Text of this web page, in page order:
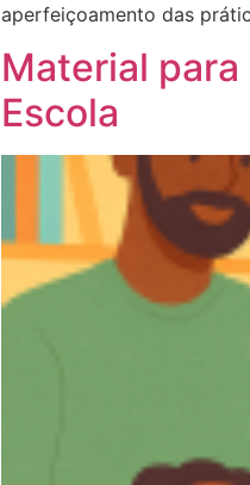
aperfeiçoamento das
Material para
Escola